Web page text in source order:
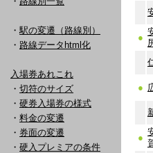
・ 駅の変遷（路線別）
・ 路線データhtml化
入場券あれこれ
・ 切符のサイズ
・ 硬券入場券の様式
・ 料金の変遷
・ 券面の変遷
・ 硬入プレミアの条件
●
●
●